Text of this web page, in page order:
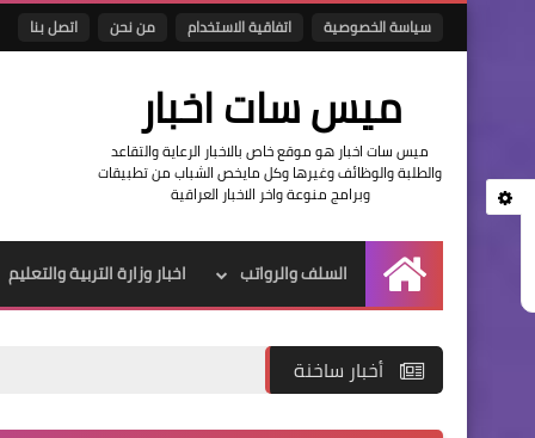
سياسة الخصوصية اتفاقية الاستخدام من نحن اتصل بنا
ميس سات اخبار
ميس سات اخبار هو موقع خاص بالاخبار الرعاية والتقاعد
والطلبة والوظائف وغيرها وكل مايخص الشباب من تطبيقات
وبرامج منوعة واخر الاخبار العراقية
الرئيسية
السلف والرواتب اخبار وزارة التربية والتعليم
أخبار ساخنة